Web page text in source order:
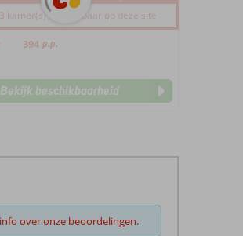
kamer(s) beschikbaar op deze site
394 p.p.
Bekijk beschikbaarheid
over onze beoordelingen.